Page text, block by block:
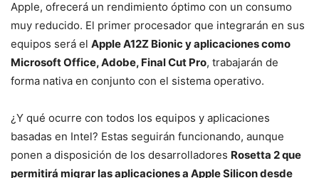
Apple, ofrecerá un rendimiento óptimo con un consumo
muy reducido. El primer procesador que integrarán en sus
equipos será el Apple A12Z Bionic y aplicaciones como
Microsoft Office, Adobe, Final Cut Pro, trabajarán de
forma nativa en conjunto con el sistema operativo.
¿Y qué ocurre con todos los equipos y aplicaciones
basadas en Intel? Estas seguirán funcionando, aunque
ponen a disposición de los desarrolladores Rosetta 2 que
permitirá migrar las aplicaciones a Apple Silicon desde